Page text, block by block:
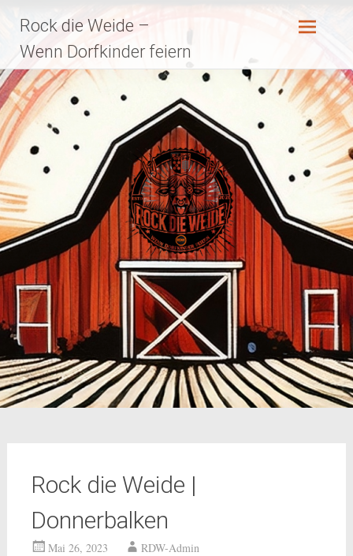
Inhalt
springen
Rock die Weide –
Wenn Dorfkinder feiern
Rock die Weide |
Donnerbalken
Mai 26, 2023 RDW-Admin